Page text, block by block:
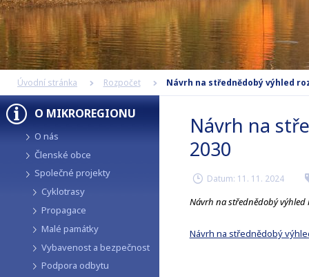
Úvodní stránka Rozpočet Návrh na střednědobý výhled
O MIKROREGIONU
O nás
Členské obce
Společné projekty
Cyklotrasy
Propagace
Malé památky
Vybavenost a bezpečnost
Podpora odbytu
Návrh na
2030
r Datum: 11. 11. 2024
Návrh na střednědobý výhled
Návrh na střednědobý